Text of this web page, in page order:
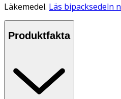
Läkemedel. Läs bipacksedeln
Produktfakta